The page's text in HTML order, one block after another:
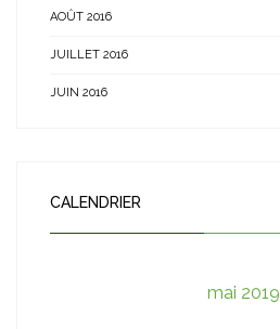
AOÛT 2016
JUILLET 2016
JUIN 2016
CALENDRIER
mai 2019